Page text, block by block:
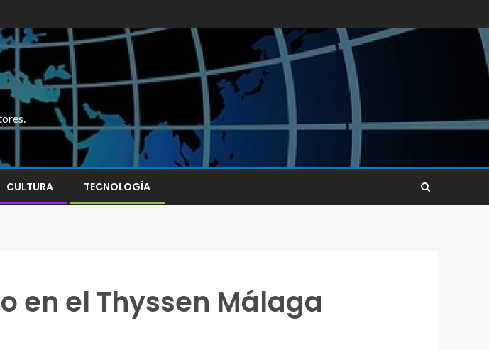
CULTURA TECNOLOGÍA
en el Thyssen Málaga